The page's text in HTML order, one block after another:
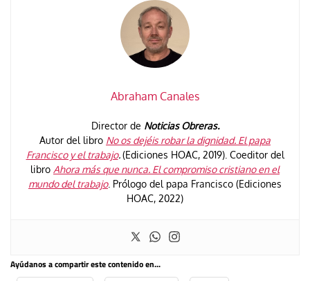
Abraham Canales
Director de Noticias Obreras.
Autor del libro No os dejéis robar la dignidad. El papa
Francisco y el trabajo.(Ediciones HOAC, 2019). Coeditor del
libro Ahora más que nunca. El compromiso cristiano en el
mundo del trabajo. Prólogo del papa Francisco (Ediciones
HOAC, 2022)
Ayúdanos a compartir este contenido en...